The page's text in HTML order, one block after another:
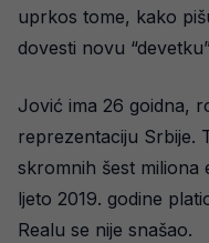
uprkos tome, kako
dovesti novu
Jović ima 26 goidna,
reprezentaciju Srbije.
skromnih šest miliona
ljeto 2019. godine
Realu se nije snašao.